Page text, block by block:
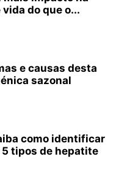
do que o...
e causas desta
sazonal
como identificar
5 tipos de hepatite